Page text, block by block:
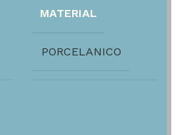
MATERIAL
PORCELANICO